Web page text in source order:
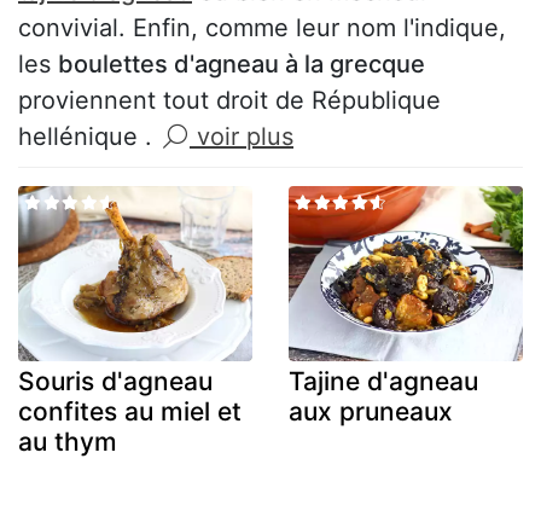
convivial. Enfin, comme leur nom l'indique,
les boulettes d'agneau à la grecque
proviennent tout droit de République
hellénique .
voir plus
Souris d'agneau
confites au miel et
au thym
Tajine d'agneau
aux pruneaux